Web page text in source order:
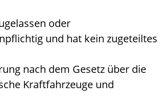
oder
und hat kein zugeteiltes
nach dem Gesetz über die
Kraftfahrzeuge und